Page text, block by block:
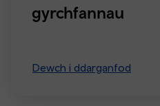
gyrchfannau
Dewch i ddarganfod